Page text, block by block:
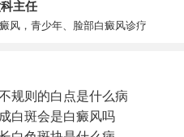
主任
风，青少年、脸部白癜风诊疗
规则的白点是什么病
白斑会是白癜风吗